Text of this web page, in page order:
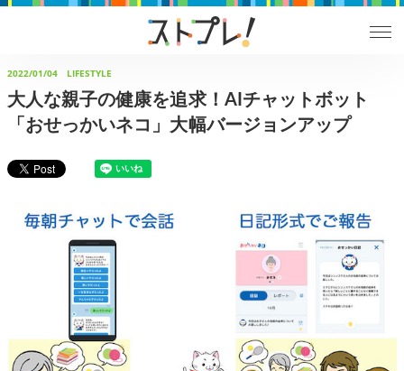
2022/01/04 LIFESTYLE
大人な親子の健康を追求！AIチャットボット
「おせっかいネコ」大幅バージョンアップ